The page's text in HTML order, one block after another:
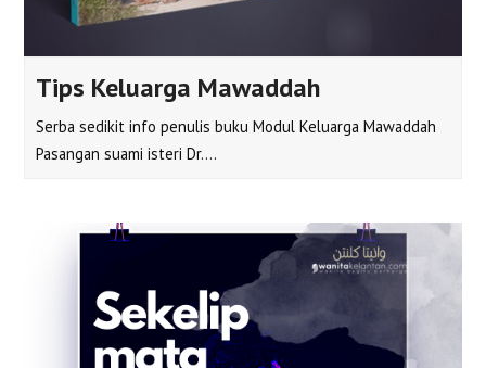
Tips Keluarga Mawaddah
Serba sedikit info penulis buku Modul Keluarga Mawaddah
Pasangan suami isteri Dr.…